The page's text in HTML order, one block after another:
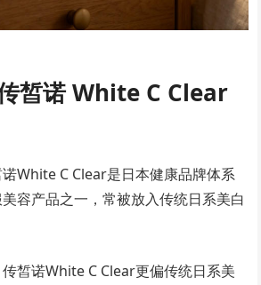
皙诺 White C Clear
White C Clear是日本健康品牌体系
容产品之一，常被放入传统日系美白
皙诺White C Clear更偏传统日系美